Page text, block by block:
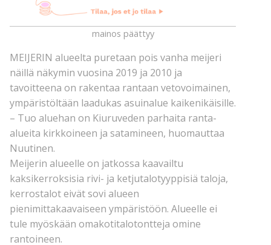
mainos päättyy
MEIJERIN alueelta puretaan pois vanha meijeri
näillä näkymin vuosina 2019 ja 2010 ja
tavoitteena on rakentaa rantaan vetovoimainen,
ympäristöltään laadukas asuinalue kaikenikäisille.
– Tuo aluehan on Kiuruveden parhaita ranta-
alueita kirkkoineen ja satamineen, huomauttaa
Nuutinen.
Meijerin alueelle on jatkossa kaavailtu
kaksikerroksisia rivi- ja ketjutalotyyppisiä taloja,
kerrostalot eivät sovi alueen
pienimittakaavaiseen ympäristöön. Alueelle ei
tule myöskään omakotitalotontteja omine
rantoineen.